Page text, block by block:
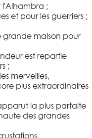
l'Alhambra ;
et pour les guerriers ;
grande maison pour
est repartie
;
merveilles,
plus extraordinaires
la plus parfaite
des grandes